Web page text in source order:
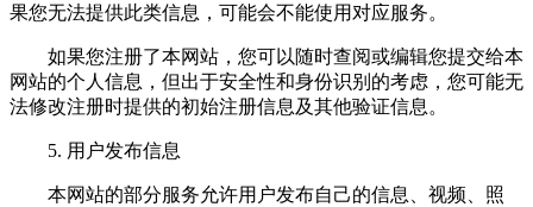
果您无法提供此类信息，可能会不能使用对应服务。
如果您注册了本网站，您可以随时查阅或编辑您提交给本
网站的个人信息，但出于安全性和身份识别的考虑，您可能无
法修改注册时提供的初始注册信息及其他验证信息。
5. 用户发布信息
本网站的部分服务允许用户发布自己的信息、视频、照